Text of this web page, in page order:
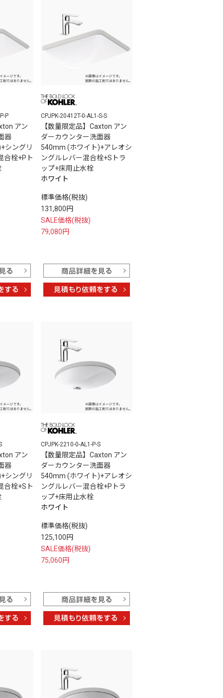
P
アン
器
シングリ
合栓+Pト
CPJPK-20412T-0-AL1-S-S
【数量限定品】Caxton アン
ダーカウンター洗面器
540mm (ホワイト)+アレオシ
ングルレバー混合栓+Sトラ
ップ+床用止水栓
ホワイト
標準価格(税抜)
131,800円
SALE価格(税抜)
79,080円
アン
器
シングリ
合栓+Sト
CPJPK-2210-0-AL1-P-S
【数量限定品】Caxton アン
ダーカウンター洗面器
540mm (ホワイト)+アレオシ
ングルレバー混合栓+Pトラ
ップ+床用止水栓
ホワイト
標準価格(税抜)
125,100円
SALE価格(税抜)
75,060円